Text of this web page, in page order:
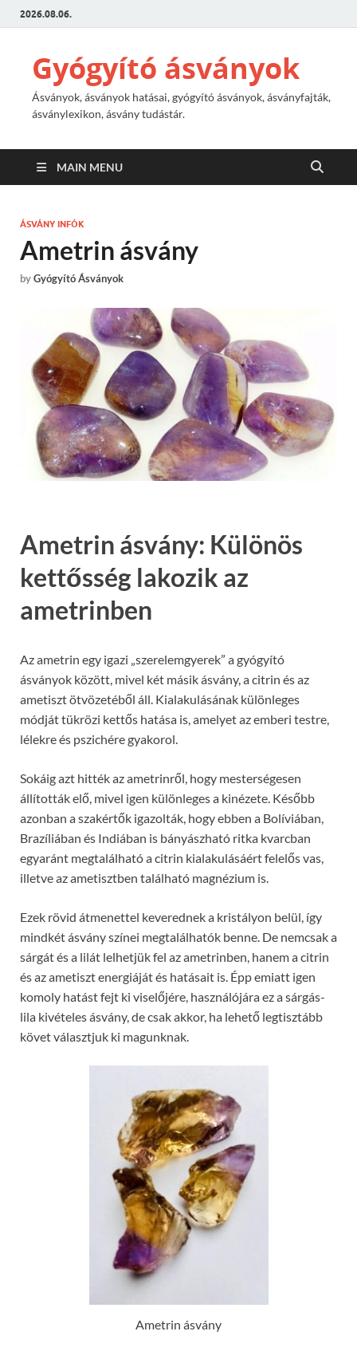
2026.08.06.
Gyógyító ásványok
Ásványok, ásványok hatásai, gyógyító ásványok, ásványfajták,
ásványlexikon, ásvány tudástár.
MAIN MENU
ÁSVÁNY INFÓK
Ametrin ásvány
byGyógyító Ásványok
Ametrin ásvány: Különös
kettősség lakozik az
ametrinben
Az ametrin egy igazi „szerelemgyerek” a gyógyító
ásványok között, mivel két másik ásvány, a citrin és az
ametiszt ötvözetéből áll. Kialakulásának különleges
módját tükrözi kettős hatása is, amelyet az emberi testre,
lélekre és pszichére gyakorol.
Sokáig azt hitték az ametrinről, hogy mesterségesen
állították elő, mivel igen különleges a kinézete. Később
azonban a szakértők igazolták, hogy ebben a Bolíviában,
Brazíliában és Indiában is bányászható ritka kvarcban
egyaránt megtalálható a citrin kialakulásáért felelős vas,
illetve az ametisztben található magnézium is.
Ezek rövid átmenettel keverednek a kristályon belül, így
mindkét ásvány színei megtalálhatók benne. De nemcsak a
sárgát és a lilát lelhetjük fel az ametrinben, hanem a citrin
és az ametiszt energiáját és hatásait is. Épp emiatt igen
komoly hatást fejt ki viselőjére, használójára ez a sárgás-
lila kivételes ásvány, de csak akkor, ha lehető legtisztább
követ választjuk ki magunknak.
Ametrin ásvány